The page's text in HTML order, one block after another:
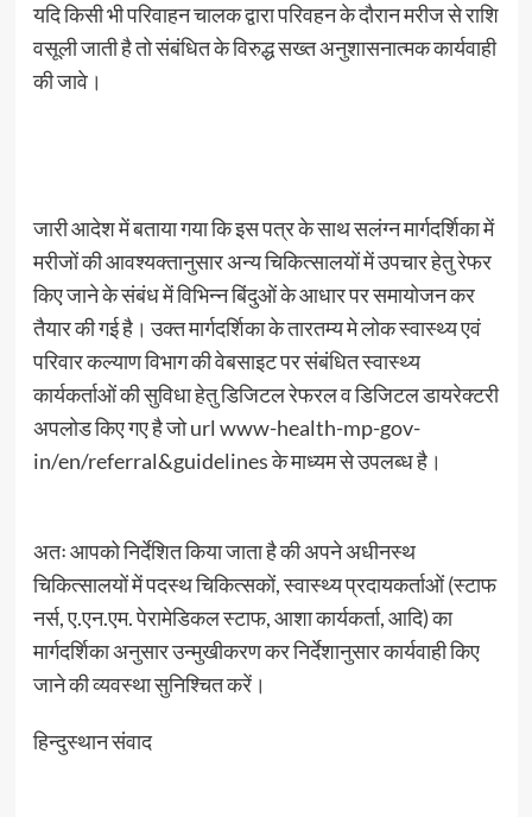
यदि किसी भी परिवाहन चालक द्वारा परिवहन के दौरान मरीज से राशि
वसूली जाती है तो संबंधित के विरुद्ध सख्त अनुशासनात्मक कार्यवाही
की जावे।
जारी आदेश में बताया गया कि इस पत्र के साथ सलंग्न मार्गदर्शिका में
मरीजों की आवश्यक्तानुसार अन्य चिकित्सालयों में उपचार हेतु रेफर
किए जाने के संबंध में विभिन्न बिंदुओं के आधार पर समायोजन कर
तैयार की गई है। उक्त मार्गदर्शिका के तारतम्य मे लोक स्वास्थ्य एवं
परिवार कल्याण विभाग की वेबसाइट पर संबंधित स्वास्थ्य
कार्यकर्ताओं की सुविधा हेतु डिजिटल रेफरल व डिजिटल डायरेक्टरी
अपलोड किए गए है जो url www-health-mp-gov-
in/en/referral&guidelines के माध्यम से उपलब्ध है।
अतः आपको निर्देशित किया जाता है की अपने अधीनस्थ
चिकित्सालयों में पदस्थ चिकित्सकों, स्वास्थ्य प्रदायकर्ताओं (स्टाफ
नर्स, ए.एन.एम. पेरामेडिकल स्टाफ, आशा कार्यकर्ता, आदि) का
मार्गदर्शिका अनुसार उन्मुखीकरण कर निर्देशानुसार कार्यवाही किए
जाने की व्यवस्था सुनिश्चित करें।
हिन्दुस्थान संवाद